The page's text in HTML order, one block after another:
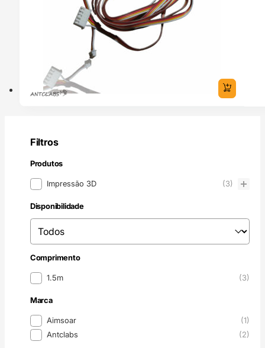
Filtros
Produtos
ProdutosImpressão 3D (3)
Disponibilidade
Disponibilidade
Disponibilidade
Comprimento
Comprimento
1.5m (3)
Marca
MarcaAimsoar
(1)
Antclabs
(2)